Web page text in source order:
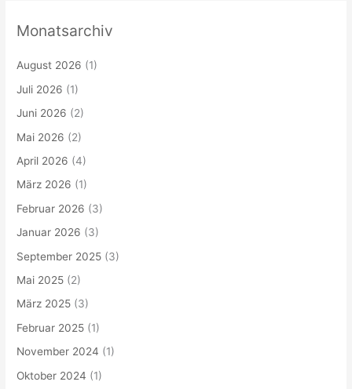
Monatsarchiv
August 2026 (1)
Juli 2026 (1)
Juni 2026 (2)
Mai 2026 (2)
April 2026 (4)
März 2026 (1)
Februar 2026 (3)
Januar 2026 (3)
September 2025 (3)
Mai 2025 (2)
März 2025 (3)
Februar 2025 (1)
November 2024 (1)
Oktober 2024 (1)